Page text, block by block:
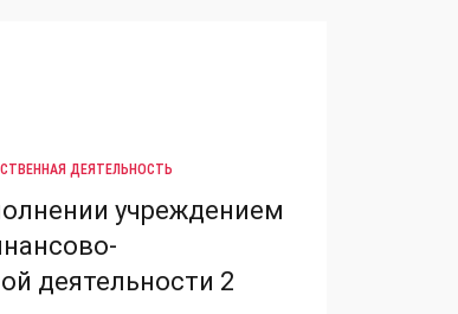
ДЕЯТЕЛЬНОСТЬ
учреждением
деятельности 2